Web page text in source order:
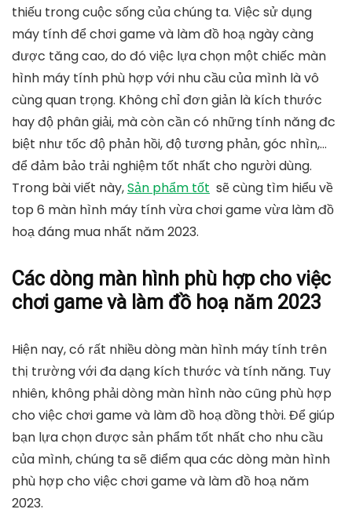
thiếu trong cuộc sống của chúng ta. Việc sử dụng
máy tính để chơi game và làm đồ hoạ ngày càng
được tăng cao, do đó việc lựa chọn một chiếc màn
hình máy tính phù hợp với nhu cầu của mình là vô
cùng quan trọng. Không chỉ đơn giản là kích thước
hay độ phân giải, mà còn cần có những tính năng đc
biệt như tốc độ phản hồi, độ tương phản, góc nhìn,…
để đảm bảo trải nghiệm tốt nhất cho người dùng.
Trong bài viết này,Sản phẩm tốt sẽ cùng tìm hiểu về
top 6 màn hình máy tính vừa chơi game vừa làm đồ
hoạ đáng mua nhất năm 2023.
Các dòng màn hình phù hợp cho việc
chơi game và làm đồ hoạ năm 2023
Hiện nay, có rất nhiều dòng màn hình máy tính trên
thị trường với đa dạng kích thước và tính năng. Tuy
nhiên, không phải dòng màn hình nào cũng phù hợp
cho việc chơi game và làm đồ hoạ đồng thời. Để giúp
bạn lựa chọn được sản phẩm tốt nhất cho nhu cầu
của mình, chúng ta sẽ điểm quacác dòng màn hình
phù hợp cho việc chơi game và làm đồ hoạ năm
2023.